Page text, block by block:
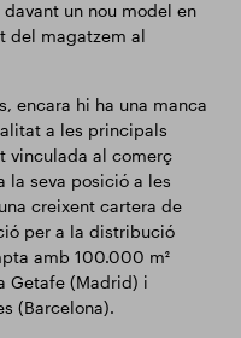
un nou model en
del magatzem al
encara hi ha una manca
a les principals
vinculada al comerç
la seva posició a les
creixent cartera de
per a la distribució
amb 100.000 m²
Getafe (Madrid) i
(Barcelona).